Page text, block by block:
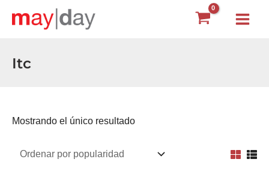
Main
Itc
Mostrando el único resultado